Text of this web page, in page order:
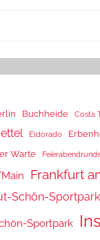
Buchheide Costa
Eldorado
Warte
Frankfurt
Schön-Sportpark
Sportpark